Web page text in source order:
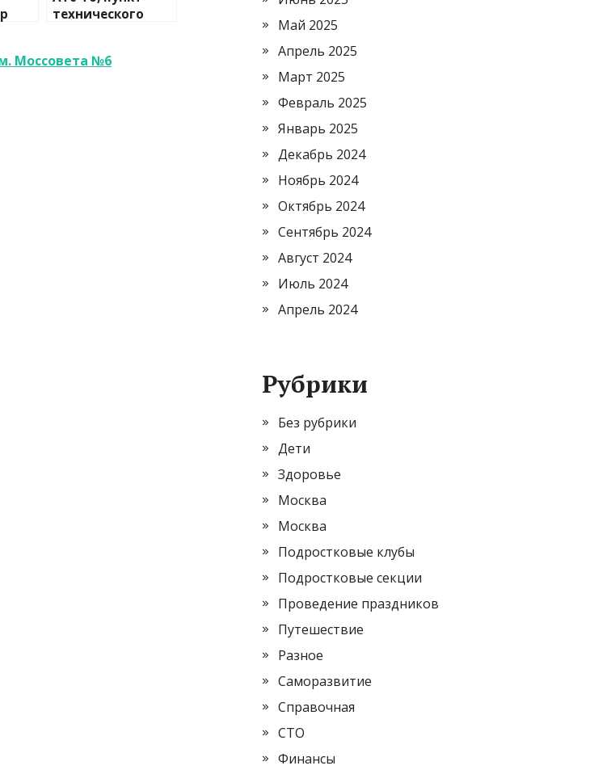
технического
Моссовета №6
Май 2025
Апрель 2025
Март 2025
Февраль 2025
Январь 2025
Декабрь 2024
Ноябрь 2024
Октябрь 2024
Сентябрь 2024
Август 2024
Июль 2024
Апрель 2024
Рубрики
Без рубрики
Дети
Здоровье
Москва
Москва
Подростковые клубы
Подростковые секции
Проведение праздников
Путешествие
Разное
Саморазвитие
Справочная
СТО
Финансы